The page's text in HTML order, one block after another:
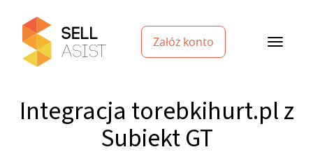
Załóż konto
Integracja torebkihurt.pl z
Subiekt GT